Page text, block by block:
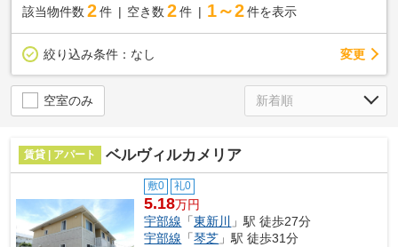
該当物件数 2件 空き数 2 件 1～2 件を表示
絞り込み条件： なし 変更
空室のみ
賃貸 | アパート ベルヴィルカメリア
敷0 礼0
5.18万円
宇部線 「東新川
」駅 徒歩27分
宇部線 「琴芝 」駅 徒歩31分